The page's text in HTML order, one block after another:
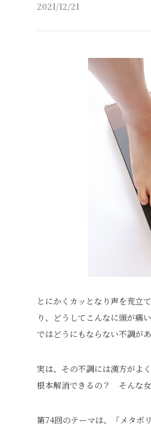
2021/12/21
とにかくカッとなり声を荒立
り、どうしてこんなに頭が痛
ではどうにもならない不調が
実は、その不調には漢方がよ
根本解消できるの？ そんな女
第74回のテーマは、「メタボ